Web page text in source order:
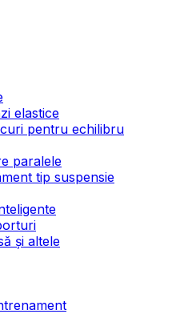
elastice
pentru echilibru
paralele
tip suspensie
și altele